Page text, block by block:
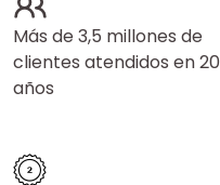
Más de 3,5 millones de
clientes atendidos en 20
años